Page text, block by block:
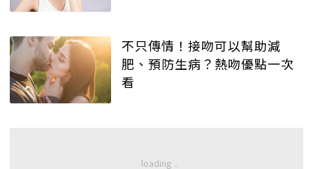
不只傳情！接吻可以幫助減
肥、預防生病？熱吻優點一次
看